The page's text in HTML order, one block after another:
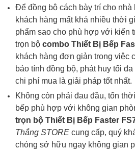
Để đồng bộ cách bày trí cho
khách hàng mất khá nhiều thời
phẩm sao cho phù hợp với kiến
trọn bộ combo Thiết Bị Bếp
khách hàng đơn giản trong việc
bảo tính đồng bộ, phát huy tối
chi phí mua là giải pháp tốt nhất.
Không còn phải đau đầu, tốn
bếp phù hợp với không gian
trọn bộ Thiết Bị Bếp Faster
Thắng STORE cung cấp, quý
chóng sở hữu ngay không gian